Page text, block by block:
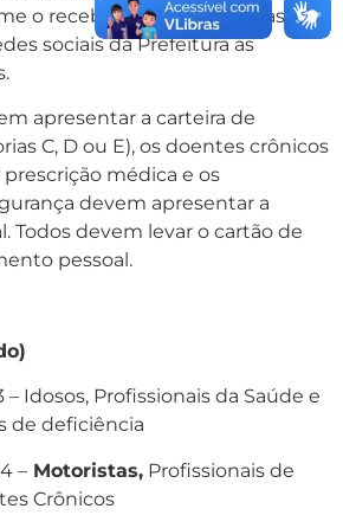
o recebimento das vacinas.
sociais da Prefeitura as
apresentar a carteira de
C, D ou E), os doentes crônicos
médica e os
devem apresentar a
Todos devem levar o cartão de
pessoal.
– Idosos, Profissionais da Saúde e
de deficiência
– Motoristas, Profissionais de
Crônicos